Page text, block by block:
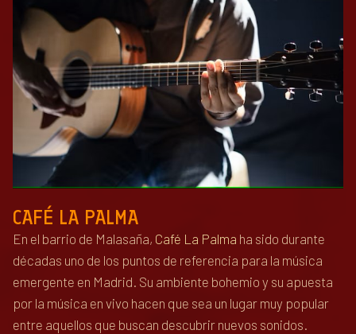
CAFÉ LA PALMA
En el barrio de Malasaña, Café La Palma ha sido durante
décadas uno de los puntos de referencia para la música
emergente en Madrid. Su ambiente bohemio y su apuesta
por la música en vivo hacen que sea un lugar muy popular
entre aquellos que buscan descubrir nuevos sonidos.